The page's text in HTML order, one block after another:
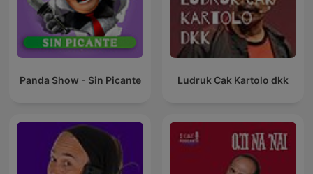
Panda Show - Sin Picante Ludruk Cak Kartolo dkk